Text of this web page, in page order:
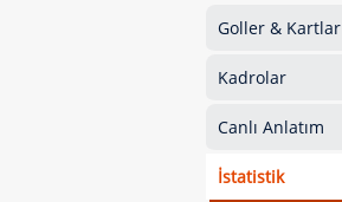
Goller & Kartlar
Kadrolar
Canlı Anlatım
İstatistik